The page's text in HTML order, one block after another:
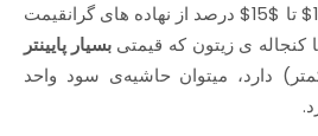
تا $15$
درصد از نهاده‌ های گرانقیمت
کنجاله‌ ی زیتون که قیمتیبسیار پایینتر
دارد، میتوان حاشیه‌ی سود واحد